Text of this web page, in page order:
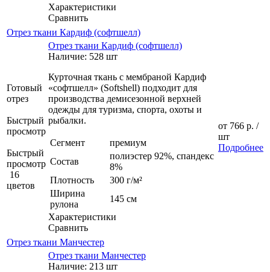
Характеристики
Сравнить
Отрез ткани Кардиф (софтшелл)
Готовый
отрез
Быстрый
просмотр
Быстрый
просмотр
16
цветов
Отрез ткани Кардиф (софтшелл)
Наличие: 528 шт
Курточная ткань с мембраной Кардиф
«софтшелл» (Softshell) подходит для
производства демисезонной верхней
одежды для туризма, спорта, охоты и
рыбалки.
Сегмент
премиум
Состав
полиэстер 92%, спандекс
8%
Плотность
300 г/м²
Ширина
рулона
145 см
Характеристики
Сравнить
от 766 р. /
шт
Подробнее
Отрез ткани Манчестер
Отрез ткани Манчестер
Наличие: 213 шт